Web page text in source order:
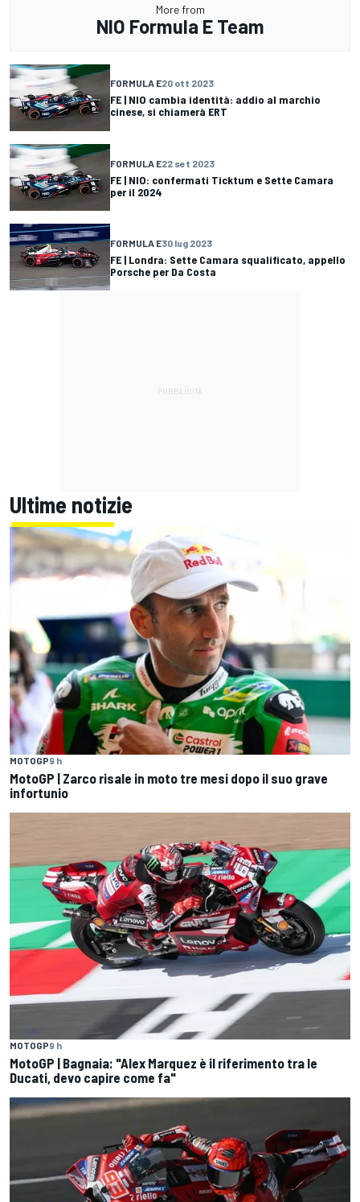
More from
NIO Formula E Team
FORMULA E20 ott 2023
FE | NIO cambia identità: addio al marchio
cinese, si chiamerà ERT
FORMULA E22 set 2023
FE | NIO: confermati Ticktum e Sette Camara
per il 2024
FORMULA E30 lug 2023
FE | Londra: Sette Camara squalificato, appello
Porsche per Da Costa
Ultime notizie
MOTOGP9 h
MotoGP | Zarco risale in moto tre mesi dopo il suo grave
infortunio
MOTOGP9 h
MotoGP | Bagnaia: "Alex Marquez è il riferimento tra le
Ducati, devo capire come fa"